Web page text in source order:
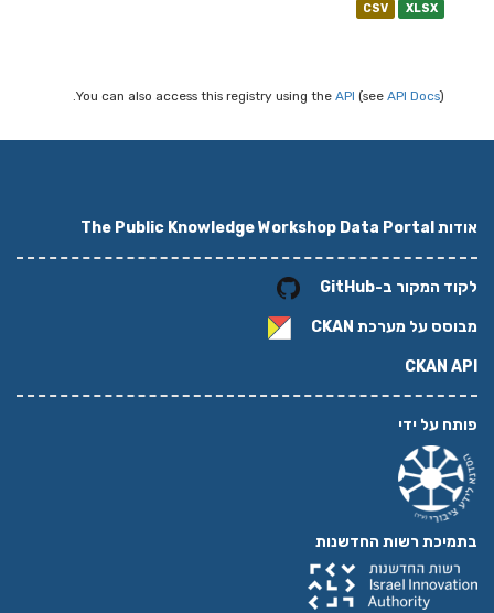
CSV XLSX
You can also access this registry using the API (see API Docs).
אודות The Public Knowledge Workshop Data Portal
לקוד המקור ב-GitHub
מבוסס על מערכת CKAN
CKAN API
פותח על ידי
בתמיכת רשות החדשנות